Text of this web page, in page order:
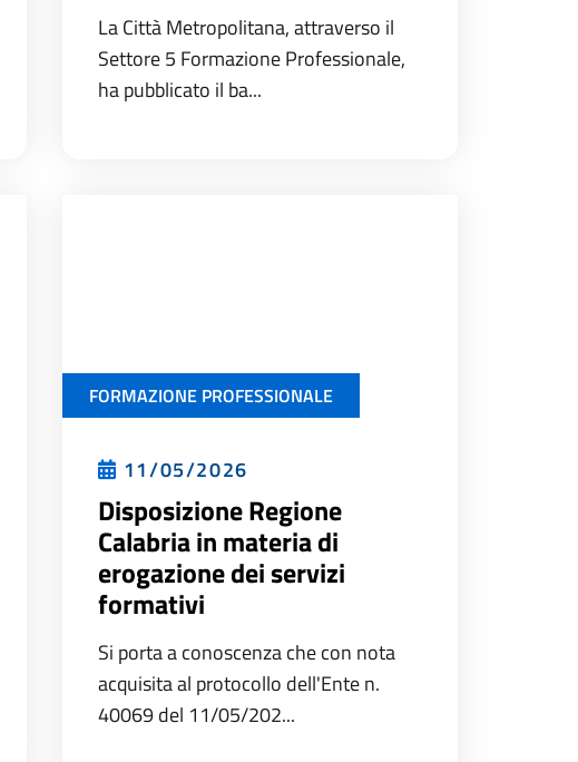
La Città Metropolitana, attraverso il
Settore 5 Formazione Professionale,
ha pubblicato il ba...
FORMAZIONE PROFESSIONALE
11/05/2026
Disposizione Regione
Calabria in materia di
erogazione dei servizi
formativi
Si porta a conoscenza che con nota
acquisita al protocollo dell'Ente n.
40069 del 11/05/202...